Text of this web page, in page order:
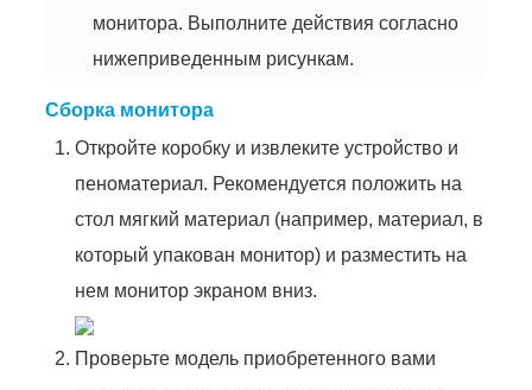
монитора. Выполните действия согласно
нижеприведенным рисункам.
Сборка монитора
Откройте коробку и извлеките устройство и
пеноматериал. Рекомендуется положить на
стол мягкий материал (например, материал, в
который упакован монитор) и разместить на
нем монитор экраном вниз.
Проверьте модель приобретенного вами